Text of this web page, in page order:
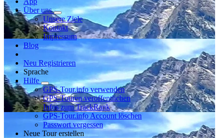
Über uns
Unsere Ziele
Kontakt
Impressum
Blog
Neu Registrieren
Sprache
Hilfe
GPS-Tour.info verwenden
GPS-Touren veröffentlichen
Infos zum TrackRank
GPS-Tour.info Account löschen
Passwort vergessen
Neue Tour erstellen